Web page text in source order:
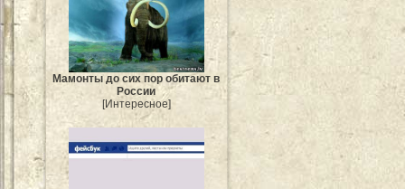
Мамонты до сих пор обитают в
России
[Интересное]